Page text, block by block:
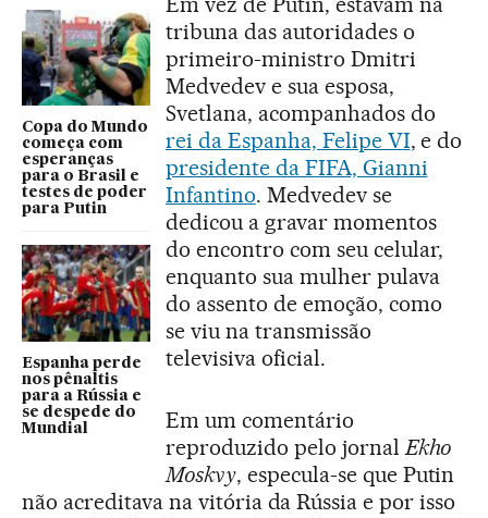
Copa do Mundo
começa com
esperanças
para o Brasil e
testes de poder
para Putin
Espanha perde
nos pênaltis
para a Rússia e
se despede do
Mundial
tribuna das autoridades o
primeiro-ministro Dmitri
Medvedev e sua esposa,
Svetlana, acompanhados do
rei da Espanha, Felipe VI, e do
presidente da FIFA, Gianni
Infantino. Medvedev se
dedicou a gravar momentos
do encontro com seu celular,
enquanto sua mulher pulava
do assento de emoção, como
se viu na transmissão
televisiva oficial.
Em um comentário
reproduzido pelo jornalEkho
Moskvy, especula-se que Putin
não acreditava na vitória da Rússia e por isso